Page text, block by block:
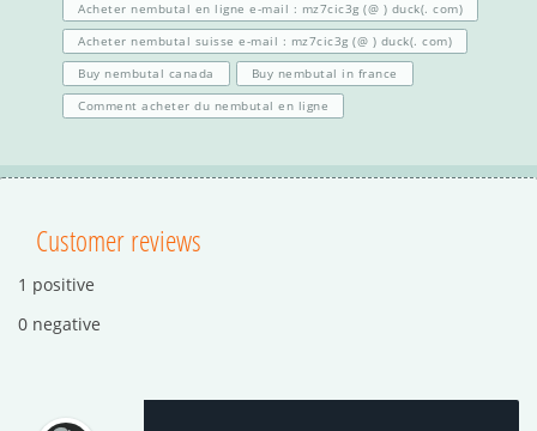
Acheter nembutal en ligne e-mail : mz7cic3g (@ ) duck(. com)
Acheter nembutal suisse e-mail : mz7cic3g (@ ) duck(. com)
Buy nembutal canada Buy nembutal in france
Comment acheter du nembutal en ligne
Customer reviews
1 positive
0 negative